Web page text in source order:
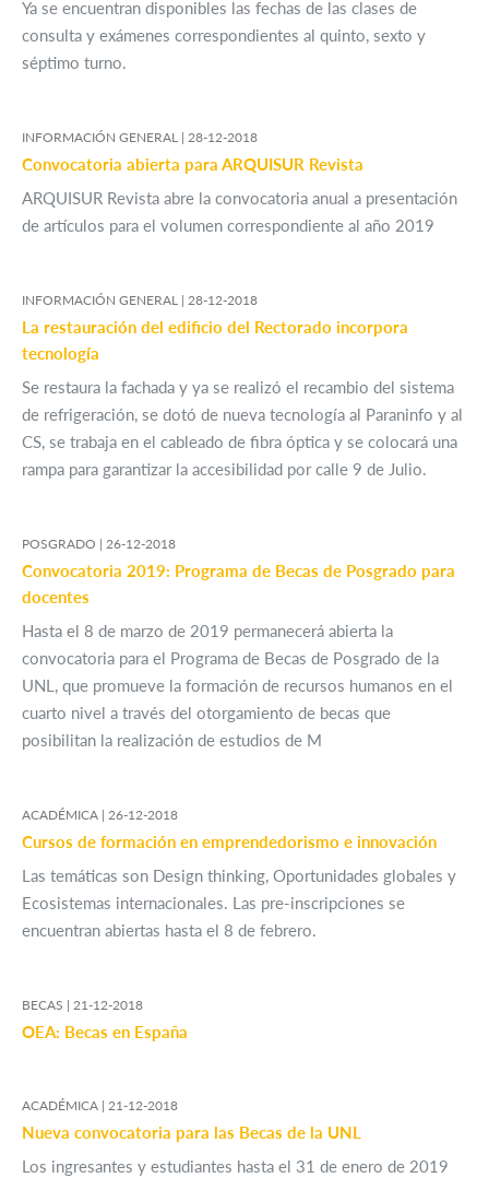
Ya se encuentran disponibles las fechas de las clases de
consulta y exámenes correspondientes al quinto, sexto y
séptimo turno.
INFORMACIÓN GENERAL | 28-12-2018
Convocatoria abierta para ARQUISUR Revista
ARQUISUR Revista abre la convocatoria anual a presentación
de artículos para el volumen correspondiente al año 2019
INFORMACIÓN GENERAL | 28-12-2018
La restauración del edificio del Rectorado incorpora
tecnología
Se restaura la fachada y ya se realizó el recambio del sistema
de refrigeración, se dotó de nueva tecnología al Paraninfo y al
CS, se trabaja en el cableado de fibra óptica y se colocará una
rampa para garantizar la accesibilidad por calle 9 de Julio.
POSGRADO | 26-12-2018
Convocatoria 2019: Programa de Becas de Posgrado para
docentes
Hasta el 8 de marzo de 2019 permanecerá abierta la
convocatoria para el Programa de Becas de Posgrado de la
UNL, que promueve la formación de recursos humanos en el
cuarto nivel a través del otorgamiento de becas que
posibilitan la realización de estudios de M
ACADÉMICA | 26-12-2018
Cursos de formación en emprendedorismo e innovación
Las temáticas son Design thinking, Oportunidades globales y
Ecosistemas internacionales. Las pre-inscripciones se
encuentran abiertas hasta el 8 de febrero.
BECAS | 21-12-2018
OEA: Becas en España
ACADÉMICA | 21-12-2018
Nueva convocatoria para las Becas de la UNL
Los ingresantes y estudiantes hasta el 31 de enero de 2019